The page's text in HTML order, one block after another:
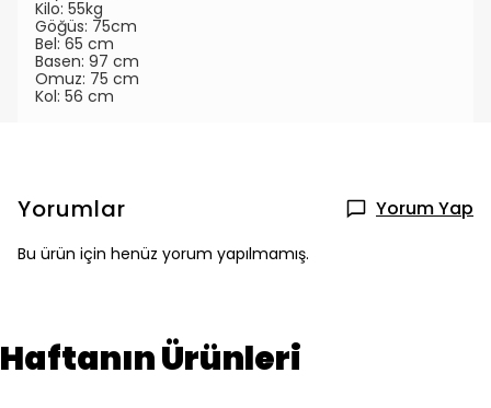
Kilo: 55kg
Göğüs: 75cm
Bel: 65 cm
Basen: 97 cm
Omuz: 75 cm
Kol: 56 cm
Yorumlar Yorum Yap
Bu ürün için henüz yorum yapılmamış.
Haftanın Ürünleri